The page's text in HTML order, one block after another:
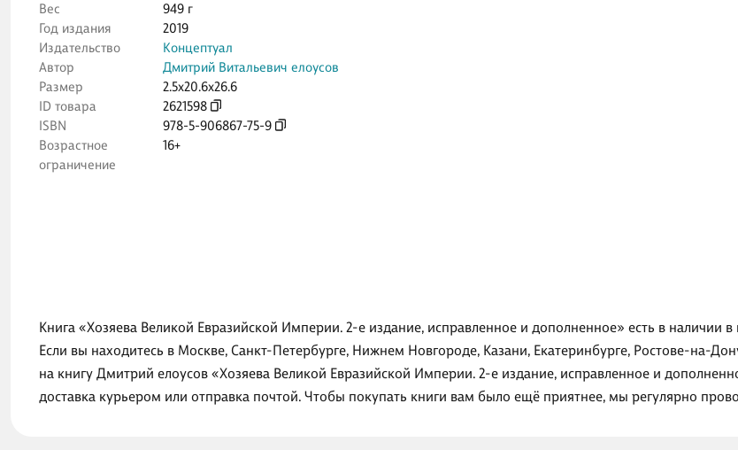
Вес
949 г
Год издания
2019
Издательство
Концептуал
Автор
Дмитрий Витальевич елоусов
Размер
2.5x20.6x26.6
ID товара
2621598
ISBN
978-5-906867-75-9
Возрастное
ограничение
16+
Книга «Хозяева Великой Евразийской Империи. 2-е издание, исправленное и дополненное» есть в наличии
Если вы находитесь в Москве, Санкт-Петербурге, Нижнем Новгороде, Казани, Екатеринбурге, Ростове-на-
на книгу Дмитрий елоусов «Хозяева Великой Евразийской Империи. 2-е издание, исправленное и
доставка курьером или отправка почтой. Чтобы покупать книги вам было ещё приятнее, мы регулярно